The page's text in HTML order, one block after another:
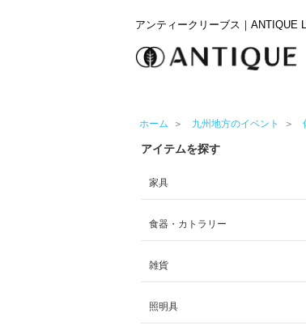
アンティークリーブス｜ANTIQUE
ホーム ＞ 九州地方のイベント ＞
アイテムを探す
家具
食器・カトラリー
雑貨
照明具